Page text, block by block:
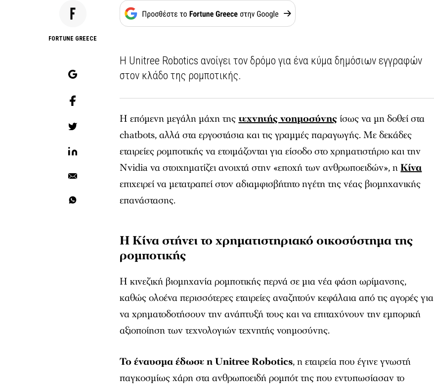
FORTUNE GREECE
Η Unitree Robotics ανοίγει τον δρόμο για ένα κύμα δημόσιων εγγραφών
στον κλάδο της ρομποτικής.
Η επόμενη μεγάλη μάχη τηςτεχνητής νοημοσύνης ίσως να μη δοθεί στα
chatbots, αλλά στα εργοστάσια και τις γραμμές παραγωγής. Με δεκάδες
εταιρείες ρομποτικής να ετοιμάζονται για είσοδο στο χρηματιστήριο και την
Nvidia να στοιχηματίζει ανοιχτά στην «εποχή των ανθρωποειδών», ηΚίνα
επιχειρεί να μετατραπεί στον αδιαμφισβήτητο ηγέτη της νέας βιομηχανικής
επανάστασης.
Η Κίνα στήνει το χρηματιστηριακό οικοσύστημα της
ρομποτικής
Η κινεζική βιομηχανία ρομποτικής περνά σε μια νέα φάση ωρίμανσης,
καθώς ολοένα περισσότερες εταιρείες αναζητούν κεφάλαια από τις αγορές για
να χρηματοδοτήσουν την ανάπτυξή τους και να επιταχύνουν την εμπορική
αξιοποίηση των τεχνολογιών τεχνητής νοημοσύνης.
Το έναυσμα έδωσε η Unitree Robotics, η εταιρεία που έγινε γνωστή
παγκοσμίως χάρη στα ανθρωποειδή ρομπότ της που εντυπωσίασαν το